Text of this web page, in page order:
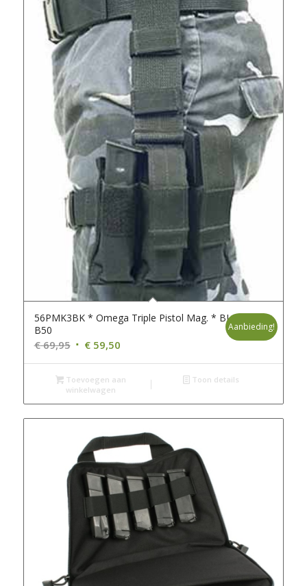
56PMK3BK * Omega Triple Pistol Mag. * BLK *
B50
€69,95 Oorspronkelijke
prijs
was:
€ 69,95.
€59,50Huidige
prijs
is:
€ 59,50.
Aanbieding!
Toevoegen aan
winkelwagen
Toon details